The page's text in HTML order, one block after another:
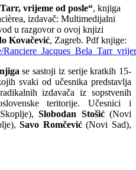
vrijeme od posle“, knjiga
izdavač: Multimedijalni
u razgovor o ovoj knjizi
Kovačević, Zagreb. Pdf knjige:
se sastoji iz serije kratkih 15-
svaki od učesnika predstavlja
izdavača iz sopstvenih
teritorije. Učesnici i
Slobodan Stošić(Novi
Savo Romčević(Novi Sad),